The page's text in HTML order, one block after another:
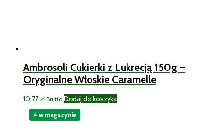
Ambrosoli Cukierki z Lukrecją 150g –
Oryginalne Włoskie Caramelle
10,77zł Brutto Dodaj do koszyka
4 w magazynie